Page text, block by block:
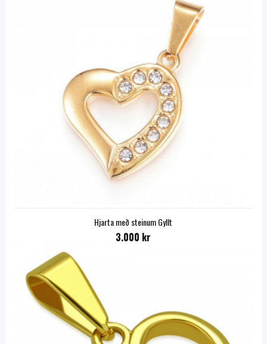
Hjarta með steinum Gyllt
3.000 kr